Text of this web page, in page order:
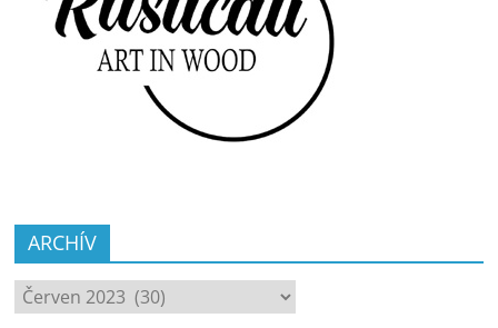
ARCHÍV
ARCHÍV